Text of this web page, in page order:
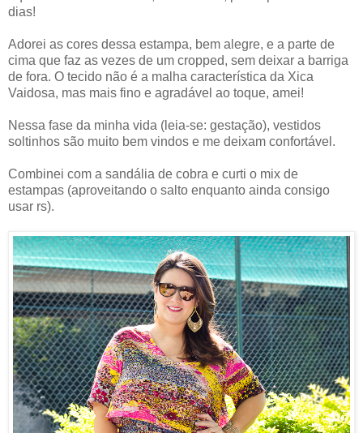
dias!
Adorei as cores dessa estampa, bem alegre, e a parte de
cima que faz as vezes de um cropped, sem deixar a barriga
de fora. O tecido não é a malha característica da Xica
Vaidosa, mas mais fino e agradável ao toque, amei!
Nessa fase da minha vida (leia-se: gestação), vestidos
soltinhos são muito bem vindos e me deixam confortável.
Combinei com a sandália de cobra e curti o mix de
estampas (aproveitando o salto enquanto ainda consigo
usar rs).